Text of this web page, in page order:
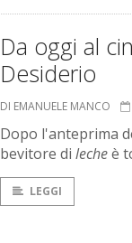
Da oggi al
Desiderio
DI EMANUELE MANCO
Dopo l'anteprima
bevitore di lecheè
LEGGI